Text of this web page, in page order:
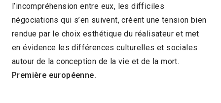
l’incompréhension entre eux, les difficiles
négociations qui s’en suivent, créent une tension bien
rendue par le choix esthétique du réalisateur et met
en évidence les différences culturelles et sociales
autour de la conception de la vie et de la mort.
Première européenne.